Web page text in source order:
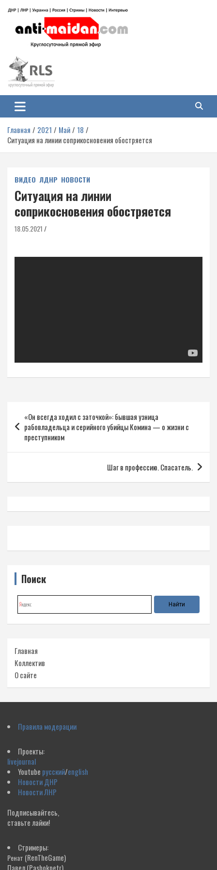
содержимому
Антимайдан: Гражданская война
на Украине
гражданской войне на Украине, включая события в Новороссии, ДНР,
ЛНР и других регионах.
Главная 2021 Май
18
Ситуация на линии соприкосновения обостряется
ВИДЕО ЛДНР НОВОСТИ
Ситуация на линии
соприкосновения обостряется
18.05.2021
по
записям
«Он всегда ходил с заточкой»: бывшая узница
рабовладельца и серийного убийцы Комина — о жизни с
преступником
Шаг в профессию. Спасатель.
Поиск
Главная
Коллектив
О сайте
Правила модерации
Проекты:
livejournal
Youtube русский/english
Новости ДНР
Новости ЛНР
Подписывайтесь,
ставьте лайки!
Стримеры:
Ренат (RenTheGame)
Павел(Pashokpetr)